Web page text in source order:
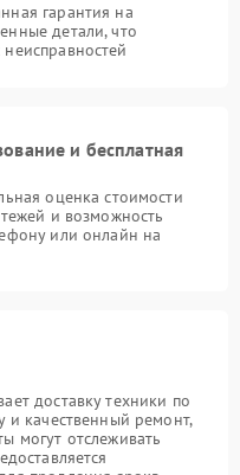
гарантия на
детали, что
и бесплатная
оценка стоимости
и возможность
или онлайн на
доставку техники по
и качественный ремонт,
могут отслеживать